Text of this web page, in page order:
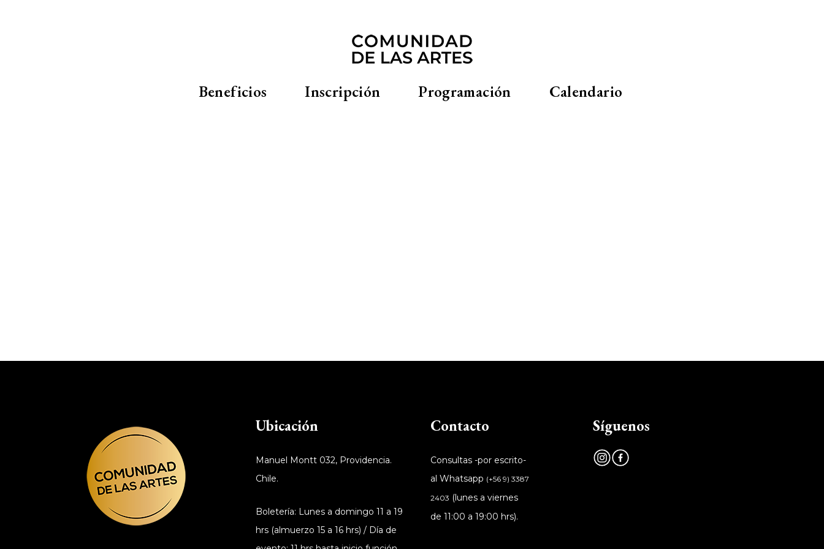
Beneficios Inscripción Programación Calendario
Ubicación
Manuel Montt 032, Providencia.
Chile.
Boletería: Lunes a domingo 11 a 19
hrs (almuerzo 15 a 16 hrs) / Día de
Contacto
Consultas -por escrito-
al Whatsapp (+56 9) 3387
2403 (lunes a viernes
de 11:00 a 19:00 hrs).
Síguenos